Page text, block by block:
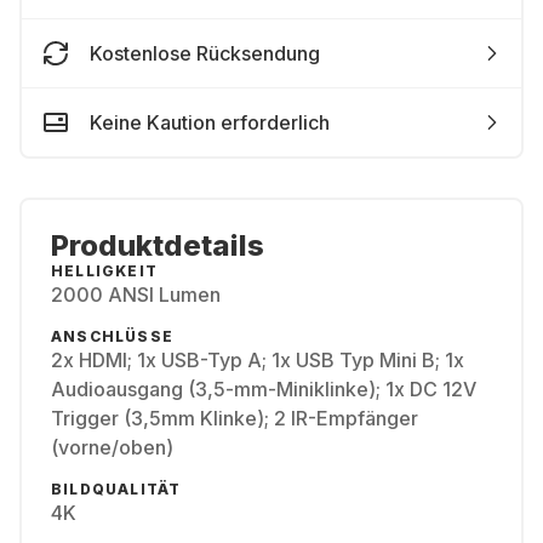
Kostenlose Rücksendung
Keine Kaution erforderlich
Produktdetails
HELLIGKEIT
2000 ANSI Lumen
ANSCHLÜSSE
2x HDMI; 1x USB-Typ A; 1x USB Typ Mini B; 1x
Audioausgang (3,5-mm-Miniklinke); 1x DC 12V
Trigger (3,5mm Klinke); 2 IR-Empfänger
(vorne/oben)
BILDQUALITÄT
4K